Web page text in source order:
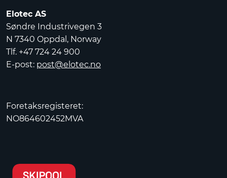
Elotec AS
Søndre Industrivegen 3
N 7340 Oppdal, Norway
Tlf. +47 724 24 900
E-post: post@elotec.no
Foretaksregisteret:
NO864602452MVA